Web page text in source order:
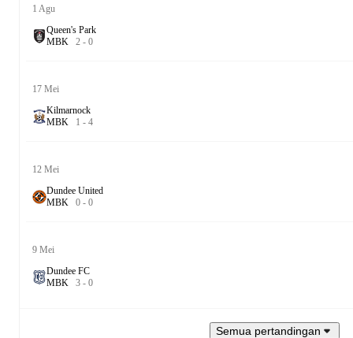
1 Agu
Queen's Park
MBK 2 - 0
17 Mei
Kilmarnock
MBK 1 - 4
12 Mei
Dundee United
MBK 0 - 0
9 Mei
Dundee FC
MBK 3 - 0
Semua pertandingan